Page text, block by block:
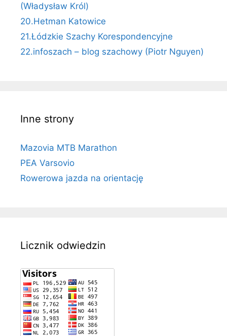
(Władysław Król)
20.Hetman Katowice
21.Łódzkie Szachy Korespondencyjne
22.infoszach – blog szachowy (Piotr Nguyen)
Inne strony
Mazovia MTB Marathon
PEA Varsovio
Rowerowa jazda na orientację
Licznik odwiedzin